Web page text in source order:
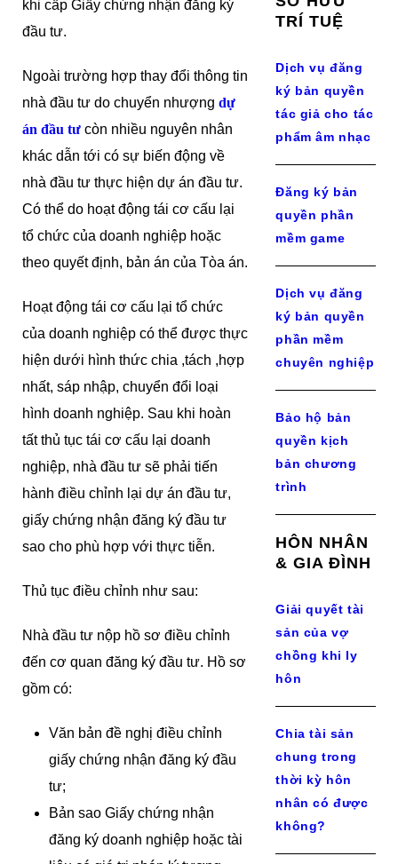
khi cấp Giấy chứng nhận đăng ký
đầu tư.
Ngoài trường hợp thay đổi thông tin
nhà đầu tư do chuyển nhượng dự
án đầu tư còn nhiều nguyên nhân
khác dẫn tới có sự biến động về
nhà đầu tư thực hiện dự án đầu tư.
Có thể do hoạt động tái cơ cấu lại
tổ chức của doanh nghiệp hoặc
theo quyết định, bản án của Tòa án.
Hoạt động tái cơ cấu lại tổ chức
của doanh nghiệp có thể được thực
hiện dưới hình thức chia ,tách ,hợp
nhất, sáp nhập, chuyển đổi loại
hình doanh nghiệp. Sau khi hoàn
tất thủ tục tái cơ cấu lại doanh
nghiệp, nhà đầu tư sẽ phải tiến
hành điều chỉnh lại dự án đầu tư,
giấy chứng nhận đăng ký đầu tư
sao cho phù hợp với thực tiễn.
Thủ tục điều chỉnh như sau:
Nhà đầu tư nộp hồ sơ điều chỉnh
đến cơ quan đăng ký đầu tư. Hồ sơ
gồm có:
Văn bản đề nghị điều chỉnh
giấy chứng nhận đăng ký đầu
tư;
Bản sao Giấy chứng nhận
đăng ký doanh nghiệp hoặc tài
TRÍ TUỆ
Dịch vụ đăng
ký bản quyền
tác giả cho tác
phẩm âm nhạc
Đăng ký bản
quyền phần
mềm game
Dịch vụ đăng
ký bản quyền
phần mềm
chuyên nghiệp
Bảo hộ bản
quyền kịch
bản chương
trình
HÔN NHÂN
& GIA ĐÌNH
Giải quyết tài
sản của vợ
chồng khi ly
hôn
Chia tài sản
chung trong
thời kỳ hôn
nhân có được
không?